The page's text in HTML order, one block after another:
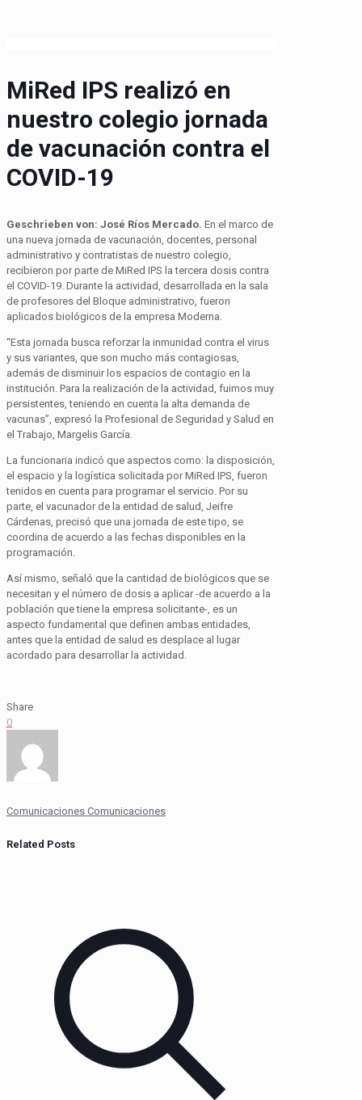
MiRed IPS realizó en
nuestro colegio jornada
de vacunación contra el
COVID-19
Geschrieben von: José Ríos Mercado. En el marco de
una nueva jornada de vacunación, docentes, personal
administrativo y contratistas de nuestro colegio,
recibieron por parte de MiRed IPS la tercera dosis contra
el COVID-19. Durante la actividad, desarrollada en la sala
de profesores del Bloque administrativo, fueron
aplicados biológicos de la empresa Moderna.
“Esta jornada busca reforzar la inmunidad contra el virus
y sus variantes, que son mucho más contagiosas,
además de disminuir los espacios de contagio en la
institución. Para la realización de la actividad, fuimos muy
persistentes, teniendo en cuenta la alta demanda de
vacunas”, expresó la Profesional de Seguridad y Salud en
el Trabajo, Margelis García.
La funcionaria indicó que aspectos como: la disposición,
el espacio y la logística solicitada por MiRed IPS, fueron
tenidos en cuenta para programar el servicio. Por su
parte, el vacunador de la entidad de salud, Jeifre
Cárdenas, precisó que una jornada de este tipo, se
coordina de acuerdo a las fechas disponibles en la
programación.
Así mismo, señaló que la cantidad de biológicos que se
necesitan y el número de dosis a aplicar -de acuerdo a la
población que tiene la empresa solicitante-, es un
aspecto fundamental que definen ambas entidades,
antes que la entidad de salud es desplace al lugar
acordado para desarrollar la actividad.
Share
0
Comunicaciones Comunicaciones
Related Posts